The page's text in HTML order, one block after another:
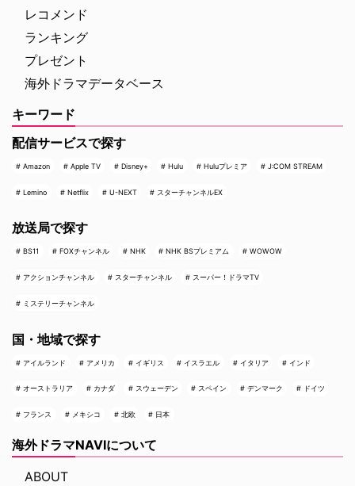
レコメンド
ランキング
プレゼント
海外ドラマデータベース
キーワード
配信サービスで探す
Amazon Apple TV Disney+ Hulu Huluプレミア J:COM STREAM
Lemino Netflix U-NEXT スターチャンネルEX
放送局で探す
BS11 FOXチャンネル NHK NHK BSプレミアム WOWOW
アクションチャンネル スターチャンネル スーパー！ドラマTV
ミステリーチャンネル
国・地域で探す
アイルランド アメリカ イギリス イスラエル イタリア インド
オーストラリア カナダ スウェーデン スペイン デンマーク ドイツ
フランス メキシコ 北欧 日本
海外ドラマNAVIについて
ABOUT